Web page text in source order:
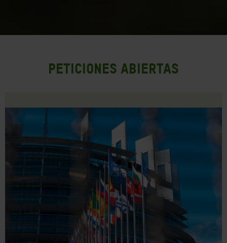
Peticiones abiertas